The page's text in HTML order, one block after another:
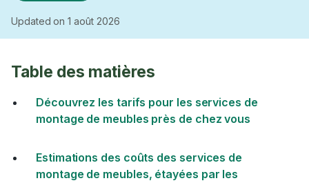
Updated on 1 août 2026
Table des matières
Découvrez les tarifs pour les services de
montage de meubles près de chez vous
Estimations des coûts des services de
montage de meubles, étayées par les